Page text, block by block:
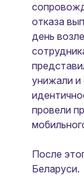
отказа
день
унижали и
провели
После
Беларуси.